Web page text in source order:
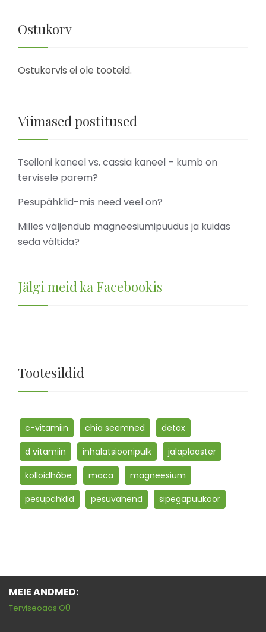
Ostukorv
Ostukorvis ei ole tooteid.
Viimased postitused
Tseiloni kaneel vs. cassia kaneel – kumb on
tervisele parem?
Pesupähklid-mis need veel on?
Milles väljendub magneesiumipuudus ja kuidas
seda vältida?
Jälgi meid ka Facebookis
Tootesildid
c-vitamiin chia seemned
detox
d vitamiin
inhalatsioonipulk
jalaplaaster
kolloidhõbe
maca
magneesium
pesupähklid
pesuvahend sipegapuukoor
MEIE ANDMED:
Terviseoaas OÜ